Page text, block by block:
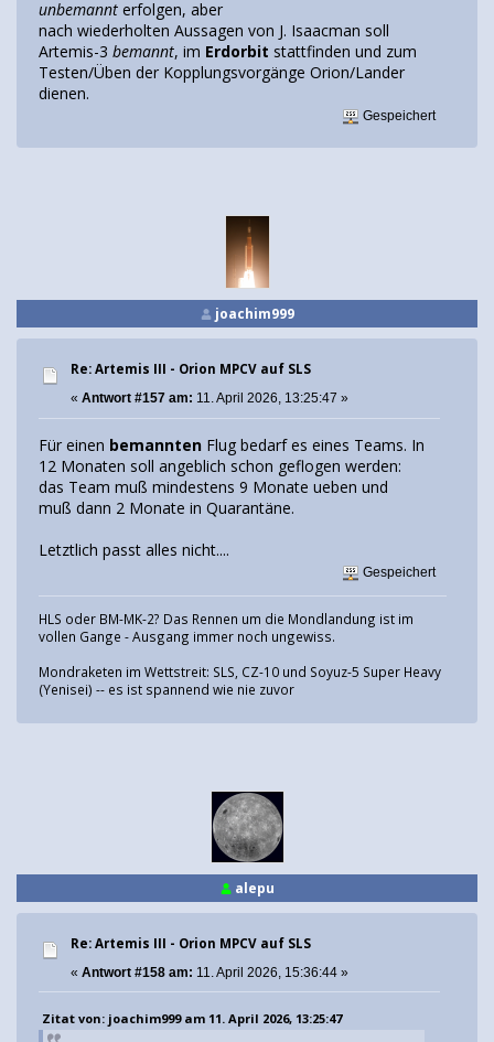
unbemannt erfolgen, aber
nach wiederholten Aussagen von J. Isaacman soll
Artemis-3 bemannt, im Erdorbit stattfinden und zum
Testen/Üben der Kopplungsvorgänge Orion/Lander
dienen.
Gespeichert
joachim999
Re: Artemis III - Orion MPCV auf SLS
« Antwort #157 am: 11. April 2026, 13:25:47 »
Für einen bemannten Flug bedarf es eines Teams. In
12 Monaten soll angeblich schon geflogen werden:
das Team muß mindestens 9 Monate ueben und
muß dann 2 Monate in Quarantäne.
Letztlich passt alles nicht....
Gespeichert
HLS oder BM-MK-2? Das Rennen um die Mondlandung ist im
vollen Gange - Ausgang immer noch ungewiss.
Mondraketen im Wettstreit: SLS, CZ-10 und Soyuz-5 Super Heavy
(Yenisei) -- es ist spannend wie nie zuvor
alepu
Re: Artemis III - Orion MPCV auf SLS
« Antwort #158 am: 11. April 2026, 15:36:44 »
Zitat von: joachim999 am 11. April 2026, 13:25:47